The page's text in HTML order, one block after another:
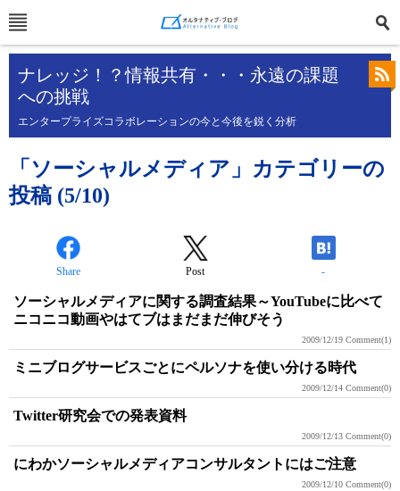
ナレッジ！？情報共有・・・永遠の課題
への挑戦
エンタープライズコラボレーションの今と今後を鋭く分析
「ソーシャルメディア」カテゴリーの
投稿 (5/10)
Share Post -
ソーシャルメディアに関する調査結果～YouTubeに比べて
ニコニコ動画やはてブはまだまだ伸びそう
2009/12/19 Comment(1)
ミニブログサービスごとにペルソナを使い分ける時代
2009/12/14 Comment(0)
Twitter研究会での発表資料
2009/12/13 Comment(0)
にわかソーシャルメディアコンサルタントにはご注意
2009/12/10 Comment(0)